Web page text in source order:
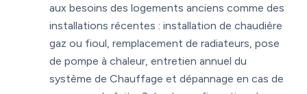
aux besoins des logements anciens comme des
installations récentes : installation de chaudière
gaz ou fioul, remplacement de radiateurs, pose
de pompe à chaleur, entretien annuel du
système de Chauffage et dépannage en cas de